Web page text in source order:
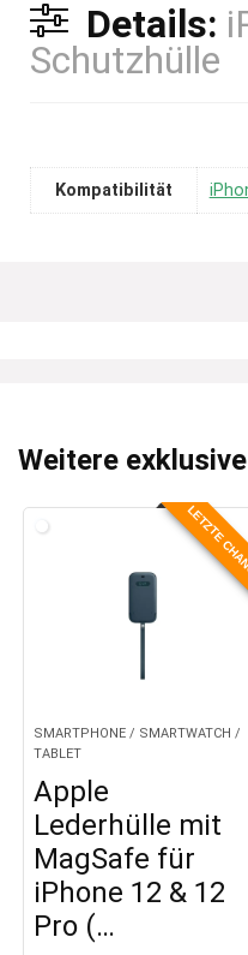
Details:
Schutzhülle
Kompatibilität
Weitere
LETZTE
SMARTPHONE / SMARTWATCH /
TABLET
Apple
Lederhülle mit
MagSafe für
iPhone 12 & 12
Pro (…